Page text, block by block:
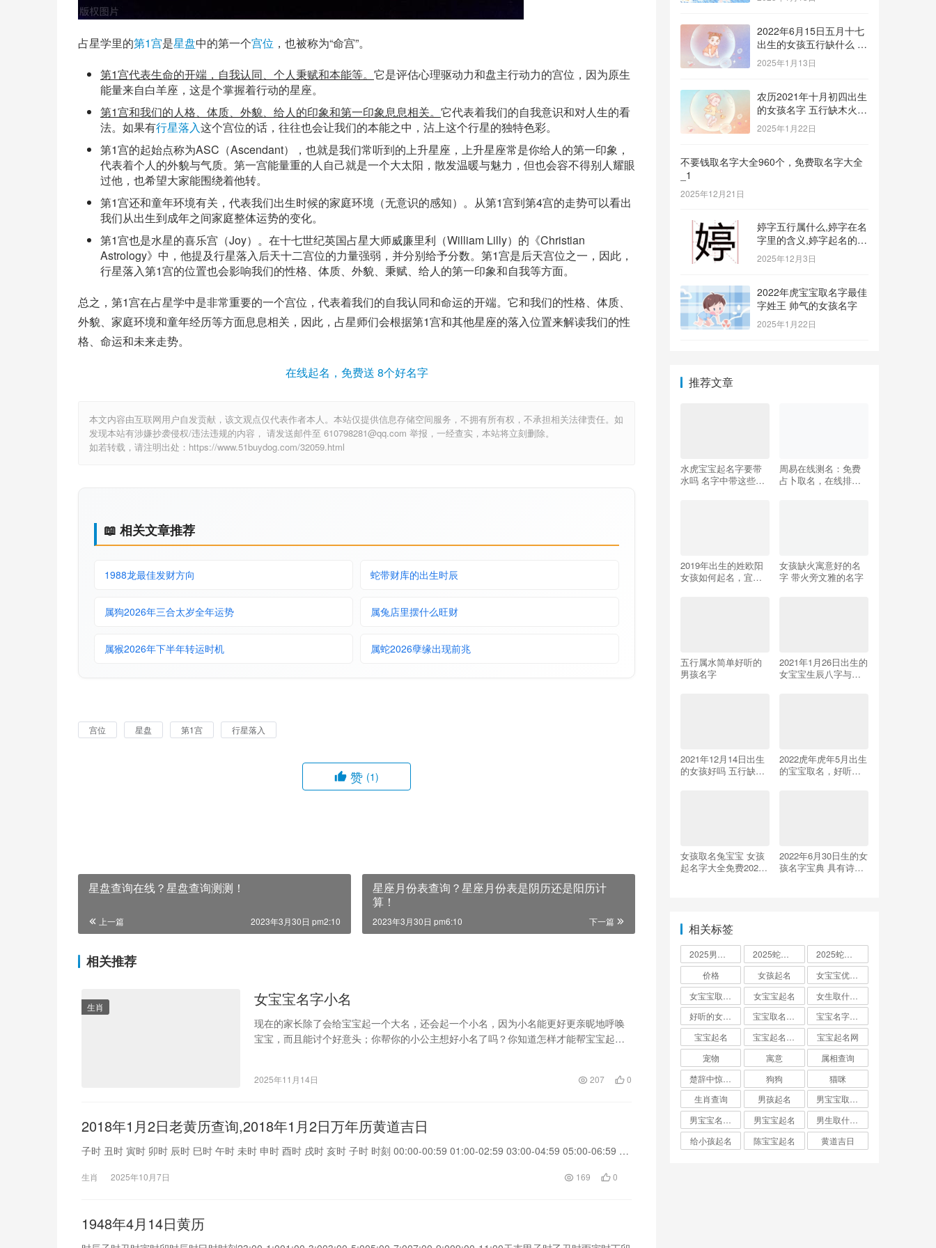
占星学里的第1宫是星盘中的第一个宫位 ，也被称为“命宫”。
第1宫代表生命的开端，自我认同、个人秉赋和本能等。 它是评估心理驱动力和盘主行动力的宫位，因为原生
能量来自白羊座 ，这是个掌握着行动的星座。
第1宫和我们的人格、体质、外貌、给人的印象和第一印象息息相关。 它代表着我们的自我意识和对人生的看
法。如果有行星落入这个宫位的话，往往也会让我们的本能之中，沾上这个行星的独特色彩。
第1宫的起始点称为ASC（Ascendant），也就是我们常听到的上升星座，上升星座常是你给人的第一印象，
代表着个人的外貌与气质。第一宫能量重的人自己就是一个大太阳，散发温暖与魅力，但也会容不得别人耀眼
过他，也希望大家能围绕着他转。
第1宫还和童年环境有关，代表我们出生时候的家庭环境（无意识的感知）。从第1宫到第4宫的走势可以看出
我们从出生到成年之间家庭整体运势的变化。
第1宫也是水星的喜乐宫（Joy）。在十七世纪英国占星大师威廉里利（William Lilly）的《Christian
Astrology》中，他提及行星落入后天十二宫位的力量强弱，并分别给予分数。第1宫是后天宫位之一，因此，
行星落入第1宫的位置也会影响我们的性格、体质、外貌、秉赋、给人的第一印象和自我等方面。
总之，第1宫在占星学中是非常重要的一个宫位，代表着我们的自我认同和命运的开端。它和我们的性格、体质、
外貌、家庭环境和童年经历等方面息息相关，因此，占星师们会根据第1宫和其他星座的落入位置来解读我们的性
格、命运和未来走势。
在线起名，免费送 8个好名字
本文内容由互联网用户自发贡献，该文观点仅代表作者本人。本站仅提供信息存储空间服务，不拥有所有权，不承担相关法律责任。如
发现本站有涉嫌抄袭侵权/违法违规的内容， 请发送邮件至 610798281@qq.com 举报，一经查实，本站将立刻删除。
如若转载，请注明出处：https://www.51buydog.com/32059.html
📖 相关文章推荐
1988龙最佳发财方向 蛇带财库的出生时辰
属狗2026年三合太岁全年运势 属兔店里摆什么旺财
属猴2026年下半年转运时机 属蛇2026孽缘出现前兆
宫位 星盘 第1宫 行星落入
赞 (1)
星盘查询在线？星盘查询测测！
上一篇 2023年3月30日 pm2:10
星座月份表查询？星座月份表是阴历还是阳历计
算！
下一篇
2023年3月30日 pm6:10
相关推荐
生肖 女宝宝名字小名
现在的家长除了会给宝宝起一个大名，还会起一个小名，因为小名能更好更亲昵地呼唤
宝宝，而且能讨个好意头；你帮你的小公主想好小名了吗？你知道怎样才能帮宝宝起一
2025年11月14日 207 0
2018年1月2日老黄历查询,2018年1月2日万年历黄道吉日
子时 丑时 寅时 卯时 辰时 巳时 午时 未时 申时 酉时 戌时 亥时 子时 时刻 00:00-00:59 01:00-02:59 03:00-04:59 05:00-06:59 …
生肖 2025年10月7日 169 0
1948年4月14日黄历
2022年6月15日五月十七
出生的女孩五行缺什么 补
金的名字推荐
2025年1月13日
农历2021年十月初四出生
的女孩名字 五行缺木火八
字免费取名
2025年1月22日
不要钱取名字大全960个，免费取名字大全
_1
2025年12月21日
婷字五行属什么,婷字在名
字里的含义,婷字起名的寓
意_1
2025年12月3日
2022年虎宝宝取名字最佳
字姓王 帅气的女孩名字
2025年1月22日
推荐文章
水虎宝宝起名字要带
水吗 名字中带这些富
周易在线测名：免费
占卜取名，在线排盘
2019年出生的姓欧阳
女孩如何起名，宜用
女孩缺火寓意好的名
字 带火旁文雅的名字
五行属水简单好听的
男孩名字
2021年1月26日出生的
女宝宝生辰八字与名
2021年12月14日出生
的女孩好吗 五行缺木
2022虎年虎年5月出生
的宝宝取名，好听有
女孩取名兔宝宝 女孩
起名字大全免费2023
2022年6月30日生的女
孩名字宝典 具有诗意
相关标签
价格
女孩起名
女宝宝起名
宝宝起名
宝宝起名网
宠物
寓意
属相查询
狗狗
猫咪
生肖查询
男孩起名
男宝宝起名
给小孩起名
陈宝宝起名 黄道吉日